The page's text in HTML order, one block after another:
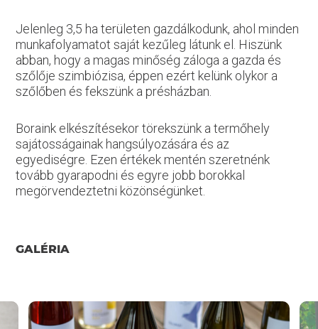
Jelenleg 3,5 ha területen gazdálkodunk, ahol minden
munkafolyamatot saját kezűleg látunk el. Hiszünk
abban, hogy a magas minőség záloga a gazda és
szőlője szimbiózisa, éppen ezért kelünk olykor a
szőlőben és fekszünk a présházban.
Boraink elkészítésekor törekszünk a termőhely
sajátosságainak hangsúlyozására és az
egyediségre. Ezen értékek mentén szeretnénk
tovább gyarapodni és egyre jobb borokkal
megörvendeztetni közönségünket.
GALÉRIA